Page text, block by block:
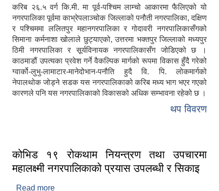
करिब २६.५ वर्ग कि.मी. मा पूर्व-पश्चिम लाम्चो आकारमा फैलिएको यो
नगरपालिका पूर्वमा काभ्रेपलाञ्चोक जिल्लाको पनौती नगरपालिका, दक्षिण
र पश्चिममा ललितपुर महानगरपालिका र गोदावरी नगरपालिकासँगको
सिमाना कर्मनाशा खोलाले छुट्याएको, उत्तरमा भक्तपुर जिल्लाको मध्यपुर
ठिमी नगरपालिका र सूर्यविनायक नगरपालिकासँग जोडिएको छ ।
काठमाडौं उपत्यका प्रवेश गर्ने वैकल्पिक मार्गको रूपमा विकास हुँदै गरेको
ग्वार्को-लुभु-लामाटार-मानेदोभान-पनौति हुदै वि. पि. लोकमार्गको
नेपालथोक जोड्ने सडक यस नगरपालिकाको करिब मध्य भाग भएर गएको
कारणले पनि यस नगरपालिकाको विकासको अधिक सम्भावना रहेको छ ।
थप विवरण
कोभिड १९ रोकथाम नियन्त्रण तथा उपचारमा
महालक्ष्मी नगरपालिकाको प्रयास उपलब्धी र सिकाइ
Read more